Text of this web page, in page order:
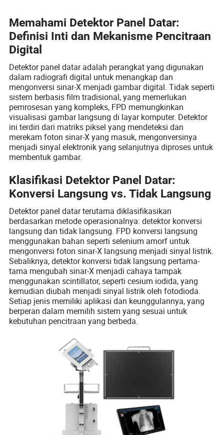
Memahami Detektor Panel Datar:
Definisi Inti dan Mekanisme Pencitraan
Digital
Detektor panel datar adalah perangkat yang digunakan
dalam radiografi digital untuk menangkap dan
mengonversi sinar-X menjadi gambar digital. Tidak seperti
sistem berbasis film tradisional, yang memerlukan
pemrosesan yang kompleks, FPD memungkinkan
visualisasi gambar langsung di layar komputer. Detektor
ini terdiri dari matriks piksel yang mendeteksi dan
merekam foton sinar-X yang masuk, mengonversinya
menjadi sinyal elektronik yang selanjutnya diproses untuk
membentuk gambar.
Klasifikasi Detektor Panel Datar:
Konversi Langsung vs. Tidak Langsung
Detektor panel datar terutama diklasifikasikan
berdasarkan metode operasionalnya: detektor konversi
langsung dan tidak langsung. FPD konversi langsung
menggunakan bahan seperti selenium amorf untuk
mengonversi foton sinar-X langsung menjadi sinyal listrik.
Sebaliknya, detektor konversi tidak langsung pertama-
tama mengubah sinar-X menjadi cahaya tampak
menggunakan scintillator, seperti cesium iodida, yang
kemudian diubah menjadi sinyal listrik oleh fotodioda.
Setiap jenis memiliki aplikasi dan keunggulannya, yang
berperan dalam memilih sistem yang sesuai untuk
kebutuhan pencitraan yang berbeda.